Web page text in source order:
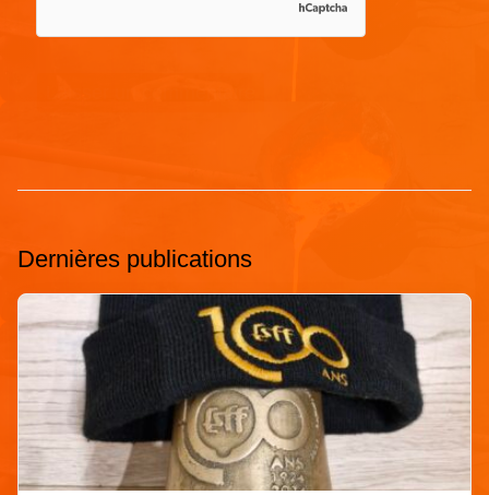
Dernières publications